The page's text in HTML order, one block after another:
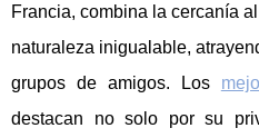
Francia, combina la cercanía
naturaleza inigualable,
grupos de amigos. Los
destacan no solo por su